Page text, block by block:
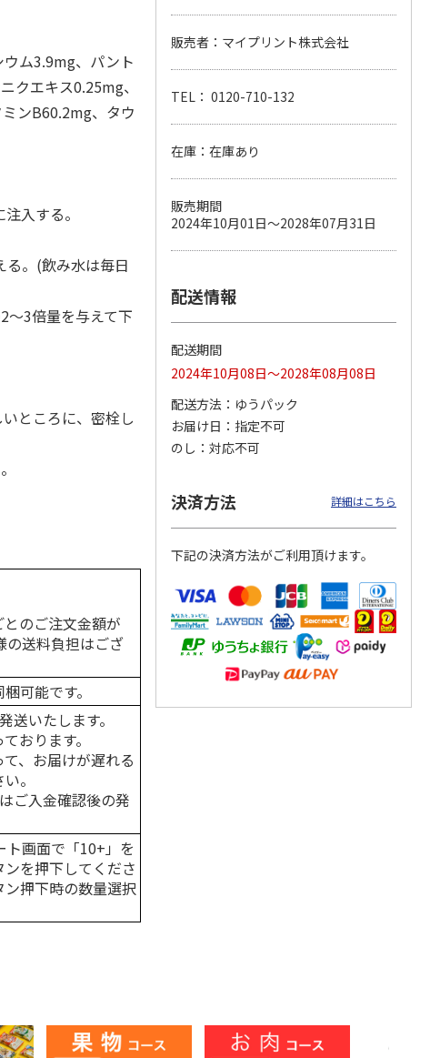
コーン
ーン型 S
チ 健康に育つ子ね
こ用 まぐろ・かつ
ペット線香 虹のか
なた フルーティフ
ローラルの香り
590円
(送料別・税込)
100円
(送料別・税込)
ム3.9mg、パント
クエキス0.25mg、
ンB60.2mg、タウ
入する。
る。(飲み水は毎日
3倍量を与えて下
ところに、密栓し
のご注文金額が
の送料負担はござ
可能です。
送いたします。
おります。
、お届けが遅れる
。
ご入金確認後の発
画面で「10+」を
を押下してくださ
押下時の数量選択
販売者：マイプリント株式会社
TEL： 0120-710-132
在庫：在庫あり
販売期間
2024年10月01日～2028年07月31日
配送情報
配送期間
2024年10月08日～2028年08月08日
配送方法
ゆうパック
お届け日
指定不可
のし
対応不可
決済方法 詳細はこちら
下記の決済方法がご利用頂けます。